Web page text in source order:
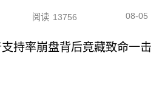
阅读 13756 08-05
持率崩盘背后竟藏致命一击